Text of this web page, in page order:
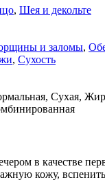
, Шея и декольте
и заломы,
, Сухость
Сухая,
в качестве
кожу,